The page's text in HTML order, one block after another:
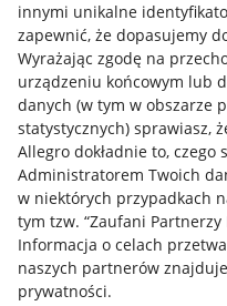
innymi unikalne
zapewnić, że dopasujemy
Wyrażając zgodę na
urządzeniu końcowym lub
danych (w tym w obszarze
statystycznych) sprawiasz,
Allegro dokładnie to, czego
Administratorem Twoich
w niektórych przypadkach
tym tzw. “Zaufani Partnerzy
Informacja o celach
naszych partnerów
prywatności.
Przydatne informacje
Jak to działa